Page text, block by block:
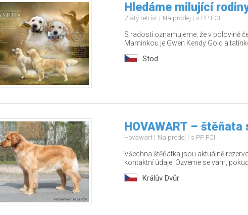
Hledáme milující
Zlatý retrívr Na prodej s PP FCI
S radostí oznamujeme, že v polovině
Maminkou je Gwen Kendy Gold a
Stod
HOVAWART – štěňata
Hovawart Na prodej s PP FCI
Všechna štěňátka jsou aktuálně
kontaktní údaje. Ozveme se vám, pokud
Králův Dvůr